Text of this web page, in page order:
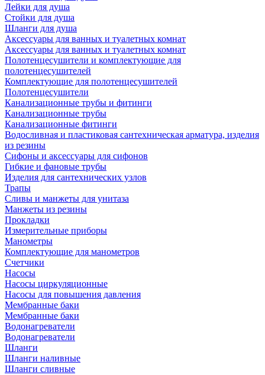
Лейки для душа
Стойки для душа
Шланги для душа
Аксессуары для ванных и туалетных комнат
Аксессуары для ванных и туалетных комнат
Полотенцесушители и комплектующие для
полотенцесушителей
Комплектующие для полотенцесушителей
Полотенцесушители
Канализационные трубы и фитинги
Канализационные трубы
Канализационные фитинги
Водосливная и пластиковая сантехническая арматура, изделия
из резины
Сифоны и аксессуары для сифонов
Гибкие и фановые трубы
Изделия для сантехнических узлов
Трапы
Сливы и манжеты для унитаза
Манжеты из резины
Прокладки
Измерительные приборы
Манометры
Комплектующие для манометров
Счетчики
Насосы
Насосы циркуляционные
Насосы для повышения давления
Мембранные баки
Мембранные баки
Водонагреватели
Водонагреватели
Шланги
Шланги наливные
Шланги сливные